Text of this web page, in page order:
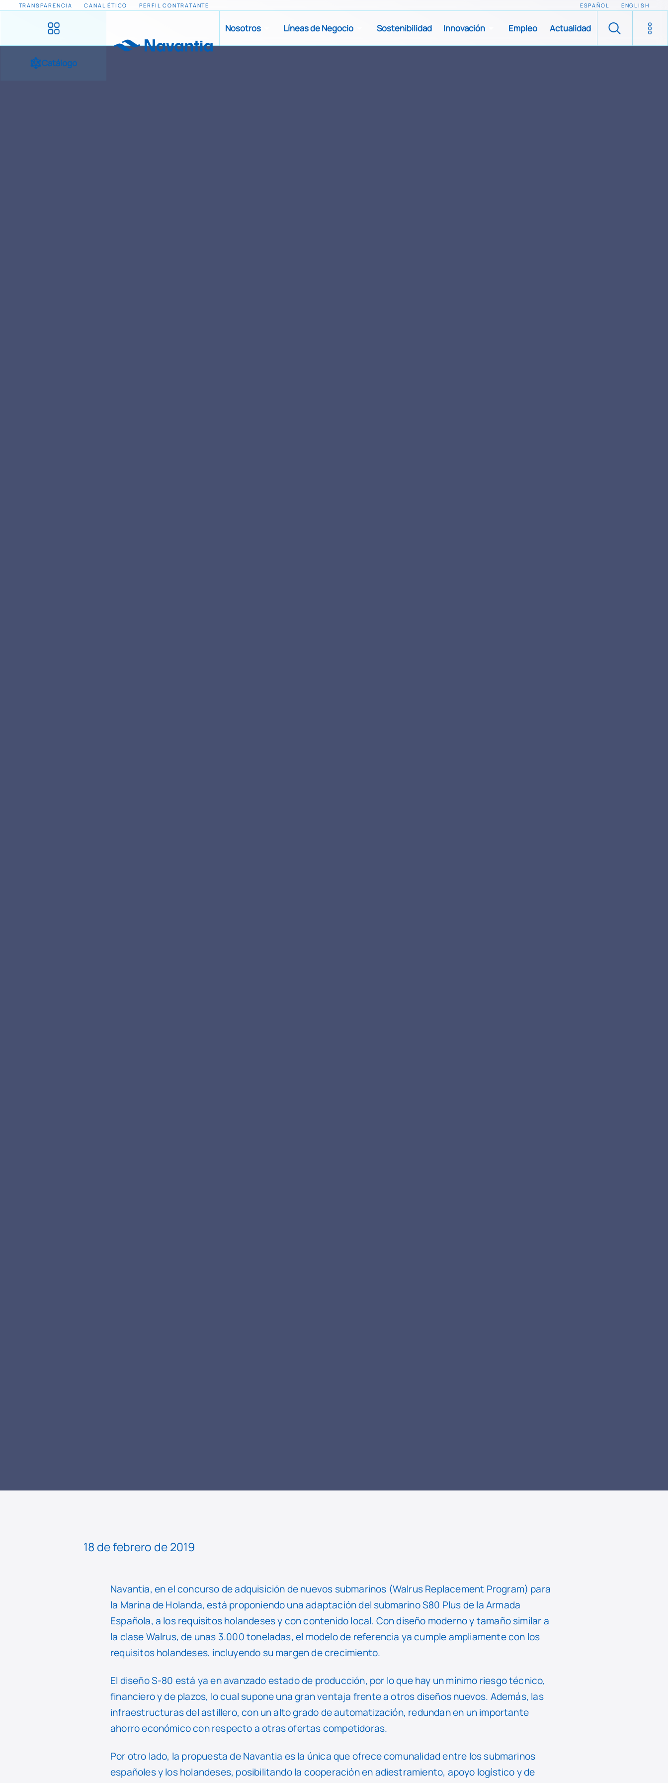
TRANSPARENCIA CANAL ÉTICO PERFIL CONTRATANTE ESPAÑOL ENGLISH
Catálogo
Nosotros Líneas de Negocio Sostenibilidad Innovación Empleo Actualidad
18 de febrero de 2019
Navantia, en el concurso de adquisición de nuevos submarinos (Walrus Replacement Program) para
la Marina de Holanda, está proponiendo una adaptación del submarino S80 Plus de la Armada
Española, a los requisitos holandeses y con contenido local. Con diseño moderno y tamaño similar a
la clase Walrus, de unas 3.000 toneladas, el modelo de referencia ya cumple ampliamente con los
requisitos holandeses, incluyendo su margen de crecimiento.
El diseño S-80 está ya en avanzado estado de producción, por lo que hay un mínimo riesgo técnico,
financiero y de plazos, lo cual supone una gran ventaja frente a otros diseños nuevos. Además, las
infraestructuras del astillero, con un alto grado de automatización, redundan en un importante
ahorro económico con respecto a otras ofertas competidoras.
Por otro lado, la propuesta de Navantia es la única que ofrece comunalidad entre los submarinos
españoles y los holandeses, posibilitando la cooperación en adiestramiento, apoyo logístico y de